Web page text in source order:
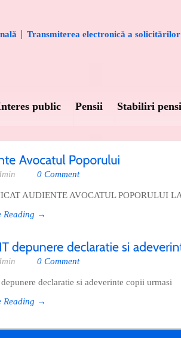
Transmiterea electronică a solicitărilor
public Pensii Stabiliri
0 Comment
AUDIENTE AVOCATUL POPORULUI
Reading →
0 Comment
declaratie si adeverinte copii urmasi
Reading →